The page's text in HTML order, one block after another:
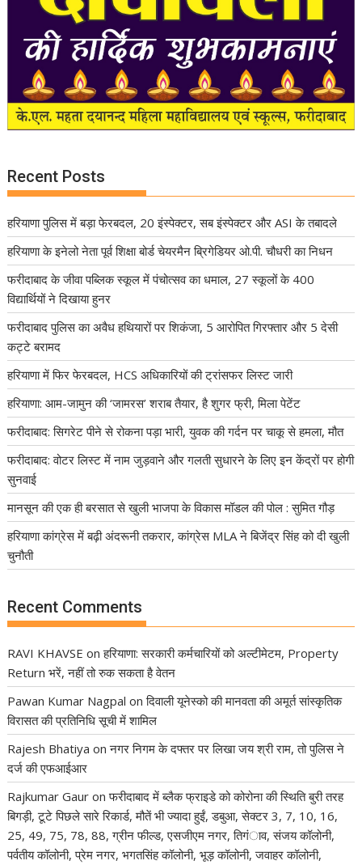
Recent Posts
हरियाणा पुलिस में बड़ा फेरबदल, 20 इंस्पेक्टर, सब इंस्पेक्टर और ASI के तबादले
हरियाणा के इनेलो नेता पूर्व शिक्षा बोर्ड चेयरमैन ब्रिगेडियर ओ.पी. चौधरी का निधन
फरीदाबाद के जीवा पब्लिक स्कूल में पंचोत्सव का धमाल, 27 स्कूलों के 400
विद्यार्थियों ने दिखाया हुनर
फरीदाबाद पुलिस का अवैध हथियारों पर शिकंजा, 5 आरोपित गिरफ्तार और 5 देसी
कट्टे बरामद
हरियाणा में फिर फेरबदल, HCS अधिकारियों की ट्रांसफर लिस्ट जारी
हरियाणा: आम-जामुन की ‘जामरस’ शराब तैयार, है शुगर फ्री, मिला पेटेंट
फरीदाबाद: सिगरेट पीने से रोकना पड़ा भारी, युवक की गर्दन पर चाकू से हमला, मौत
फरीदाबाद: वोटर लिस्ट में नाम जुड़वाने और गलती सुधारने के लिए इन केंद्रों पर होगी
सुनवाई
मानसून की एक ही बरसात से खुली भाजपा के विकास मॉडल की पोल : सुमित गौड़
हरियाणा कांग्रेस में बढ़ी अंदरूनी तकरार, कांग्रेस MLA ने बिजेंद्र सिंह को दी खुली
चुनौती
Recent Comments
RAVI KHAVSE onहरियाणा: सरकारी कर्मचारियों को अल्टीमेटम, Property
Return भरें, नहीं तो रुक सकता है वेतन
Pawan Kumar Nagpal onदिवाली यूनेस्को की मानवता की अमूर्त सांस्कृतिक
विरासत की प्रतिनिधि सूची में शामिल
Rajesh Bhatiya onनगर निगम के दफ्तर पर लिखा जय श्री राम, तो पुलिस ने
दर्ज की एफआईआर
Rajkumar Gaur onफरीदाबाद में ब्लैक फ्राइडे को कोरोना की स्थिति बुरी तरह
बिगड़ी, टूटे पिछले सारे रिकार्ड, मौतें भी ज्यादा हुईं, डबुआ, सेक्टर 3, 7, 10, 16,
25, 49, 75, 78, 88, ग्रीन फील्ड, एसजीएम नगर, तिगंाव, संजय कॉलोनी,
पर्वतीय कॉलोनी, प्रेम नगर, भगतसिंह कॉलोनी, भूड़ कॉलोनी, जवाहर कॉलोनी,